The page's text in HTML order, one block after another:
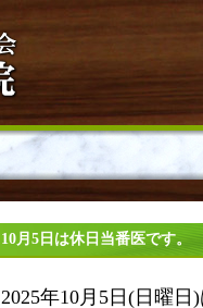
10月5日は休日当番医です。
2025年10月5日(日曜